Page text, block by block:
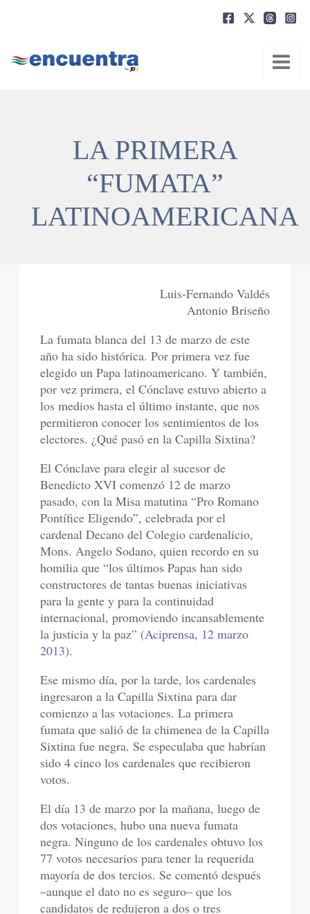
LA PRIMERA
“FUMATA”
LATINOAMERICANA
Luis-Fernando Valdés
Antonio Briseño
La fumata blanca del 13 de marzo de este
año ha sido histórica. Por primera vez fue
elegido un Papa latinoamericano. Y también,
por vez primera, el Cónclave estuvo abierto a
los medios hasta el último instante, que nos
permitieron conocer los sentimientos de los
electores. ¿Qué pasó en la Capilla Sixtina?
El Cónclave para elegir al sucesor de
Benedicto XVI comenzó 12 de marzo
pasado, con la Misa matutina “Pro Romano
Pontífice Eligendo”, celebrada por el
cardenal Decano del Colegio cardenalicio,
Mons. Angelo Sodano, quien recordo en su
homilia que “los últimos Papas han sido
constructores de tantas buenas iniciativas
para la gente y para la continuidad
internacional, promoviendo incansablemente
la justicia y la paz” (Aciprensa, 12 marzo
2013).
Ese mismo día, por la tarde, los cardenales
ingresaron a la Capilla Sixtina para dar
comienzo a las votaciones. La primera
fumata que salió de la chimenea de la Capilla
Sixtina fue negra. Se especulaba que habrían
sido 4 cinco los cardenales que recibieron
votos.
El día 13 de marzo por la mañana, luego de
dos votaciones, hubo una nueva fumata
negra. Ninguno de los cardenales obtuvo los
77 votos necesarios para tener la requerida
mayoría de dos tercios. Se comentó después
–aunque el dato no es seguro– que los
candidatos de redujeron a dos o tres